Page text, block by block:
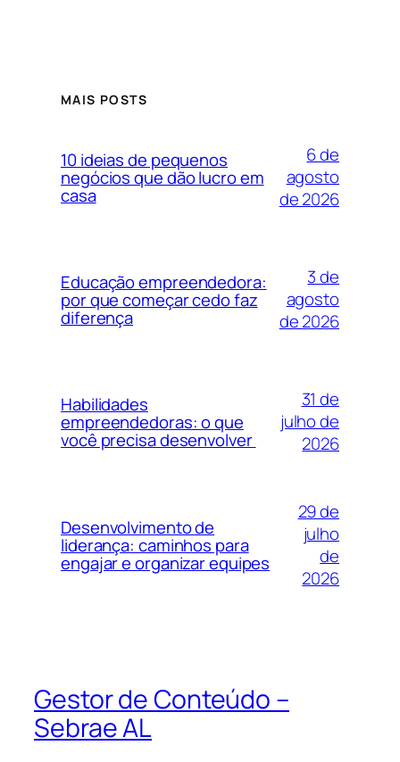
MAIS POSTS
10 ideias de pequenos
negócios que dão lucro em
casa
6 de
agosto
de 2026
Educação empreendedora:
por que começar cedo faz
diferença
3 de
agosto
de 2026
Habilidades
empreendedoras: o que
você precisa desenvolver
31 de
julho de
2026
Desenvolvimento de
liderança: caminhos para
engajar e organizar equipes
29 de
julho
de
2026
Gestor de Conteúdo –
Sebrae AL